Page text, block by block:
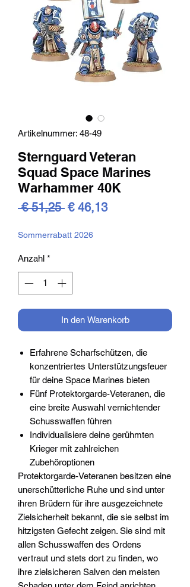
Artikelnummer: 48-49
Sternguard Veteran
Squad Space Marines
Warhammer 40K
€ 51,25 Standardpreis
€ 46,13Sale-
Sommerrabatt 2026
Anzahl *
In den Warenkorb
Erfahrene Scharfschützen, die
konzentriertes Unterstützungsfeuer
für deine Space Marines bieten
Fünf Protektorgarde-Veteranen, die
eine breite Auswahl vernichtender
Schusswaffen führen
Individualisiere deine gerühmten
Krieger mit zahlreichen
Zubehöroptionen
Protektorgarde-Veteranen besitzen eine
unerschütterliche Ruhe und sind unter
ihren Brüdern für ihre ausgezeichnete
Zielsicherheit bekannt, die sie selbst im
hitzigsten Gefecht zeigen. Sie sind mit
allen Schusswaffen des Ordens
vertraut und stets dort zu finden, wo
ihre zielsicheren Salven den meisten